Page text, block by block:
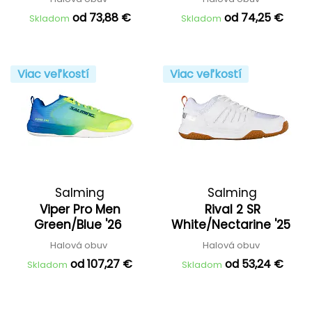
Skladom od 73,88 €
Skladom od 74,25 €
Viac veľkostí
Salming
Viper Pro Men
Green/Blue '26
Halová obuv
Skladom od 107,27 €
Viac veľkostí
Salming
Rival 2 SR
White/Nectarine '25
Halová obuv
Skladom od 53,24 €